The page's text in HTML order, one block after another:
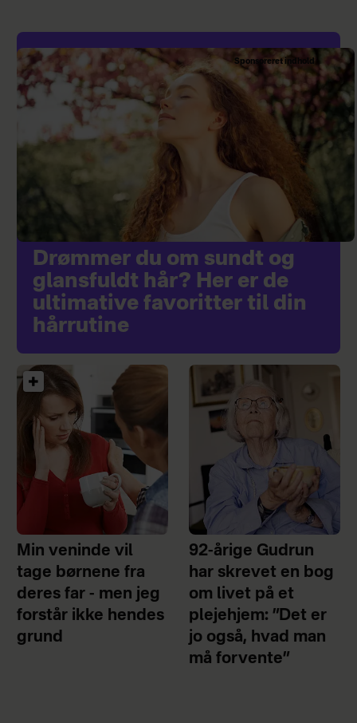
Sponsoreret indhold
Drømmer du om sundt og
glansfuldt hår? Her er de
ultimative favoritter til din
hårrutine
Min veninde vil
tage børnene fra
deres far - men jeg
forstår ikke hendes
grund
92-årige Gudrun
har skrevet en bog
om livet på et
plejehjem: ”Det er
jo også, hvad man
må forvente”